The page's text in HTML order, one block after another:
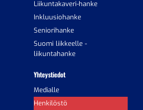
Liikuntakaveri-hanke
Inkluusiohanke
Seniorihanke
Suomi liikkeelle -
liikuntahanke
Yhteystiedot
Medialle
Henkilöstö